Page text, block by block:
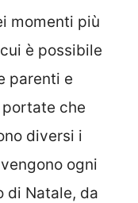
momenti più
è possibile
parenti e
che
diversi i
ogni
di Natale, da